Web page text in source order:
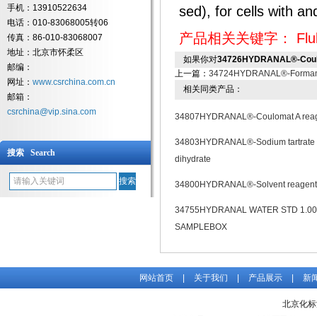
手机：13910522634
电话：010-83068005转06
传真：86-010-83068007
地址：北京市怀柔区
邮编：
网址： www.csrchina.com.cn
邮箱：
csrchina@vip.sina.com
搜索 Search
sed), for cells with
产品相关关键字：
如果你对34726HYDRANAL®-
上一篇： 34724HYDRANAL®-
相关同类产品：
34807HYDRANAL®-Coulomat A
34803HYDRANAL®-Sodium tartrate
dihydrate
34800HYDRANAL®-Solvent reagent
34755HYDRANAL WATER STD 1.00
SAMPLEBOX
网站首页 关于我们 产品展示 新
北京化